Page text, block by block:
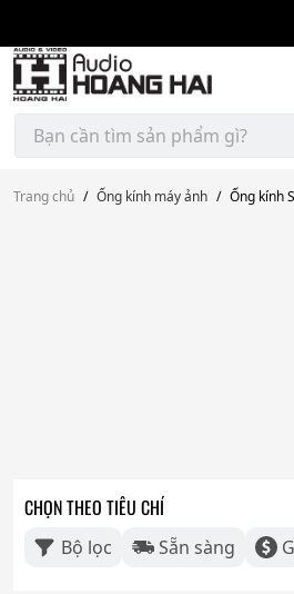
content
Tìm
kiếm:
Trang chủ / Ống kính máy ảnh / Ống kính
CHỌN THEO TIÊU CHÍ
Bộ lọc Sẵn sàng